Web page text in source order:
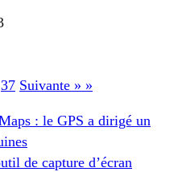
37 Suivante » »
: le GPS a dirigé un
de capture d’écran